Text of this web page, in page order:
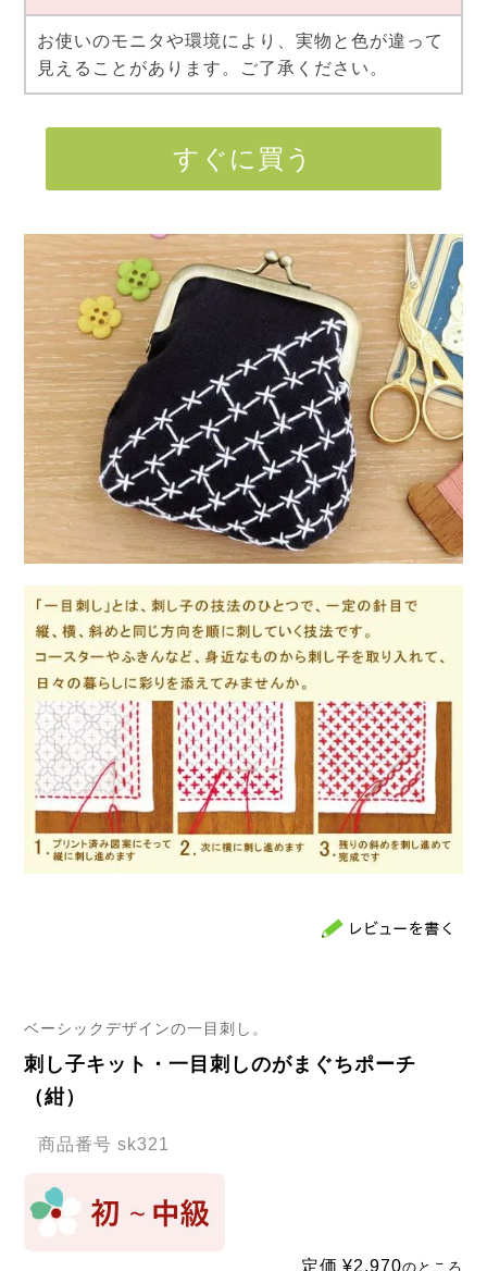
お使いのモニタや環境により、実物と色が違って
見えることがあります。ご了承ください。
すぐに買う
ベーシックデザインの一目刺し。
刺し子キット・一目刺しのがまぐちポーチ
（紺）
商品番号 sk321
定価 ¥2,970のところ